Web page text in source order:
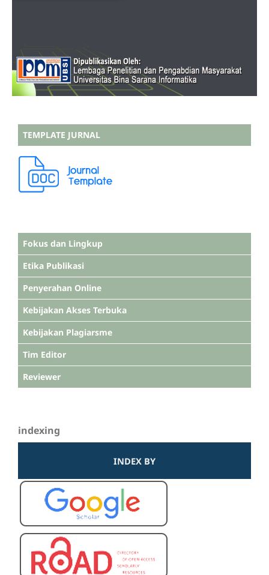
TEMPLATE JURNAL
Fokus dan Lingkup
Etika Publikasi
Penyerahan Online
Kebijakan Akses Terbuka
Kebijakan Plagiarsme
Tim Editor
Reviewer
indexing
INDEX BY